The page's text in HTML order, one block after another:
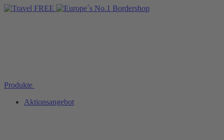
Produkte
Aktionsangebot